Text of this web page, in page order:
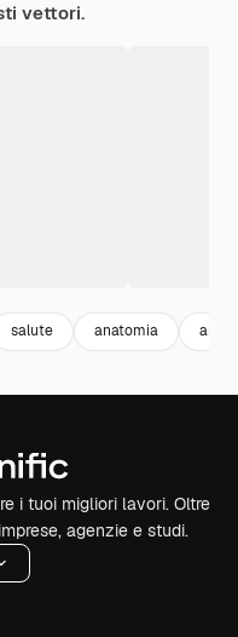
vettori.
salute anatomia
i tuoi migliori lavori. Oltre
agenzie e studi.